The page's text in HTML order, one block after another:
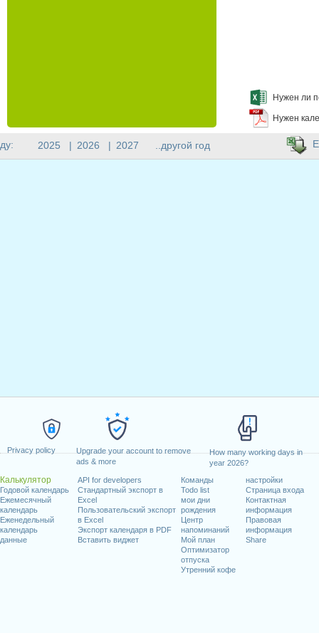
Privacy policy
Upgrade your account to remove
ads & more
How many working days in
year 2026?
Калькулятор
Годовой календарь
Ежемесячный
календарь
Еженедельный
календарь
данные
API for developers
Стандартный экспорт в
Excel
Пользовательский экспорт
в Excel
Экспорт календаря в PDF
Вставить виджет
Команды
Todo list
мои дни
рождения
Центр
напоминаний
Мой план
Оптимизатор
отпуска
Утренний кофе
настройки
Страница входа
Контактная
информация
Правовая
информация
Share
Нужен ли
Нужен
2025 | 2026 | 2027 ..другой год